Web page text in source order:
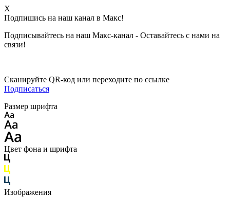
X
Подпишись на наш канал в Макс!
Подписывайтесь на наш Макс-канал - Оставайтесь с нами на
связи!
Сканируйте QR-код или переходите по ссылке
Подписаться
Размер шрифта
Цвет фона и шрифта
Изображения